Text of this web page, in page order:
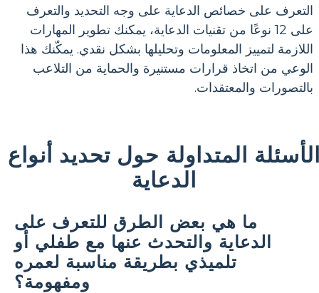
التعرف على خصائص الدعاية على وجه التحديد والتعرف
على 12 نوعًا من تقنيات الدعاية، يمكنك تطوير المهارات
اللازمة لتمييز المعلومات وتحليلها بشكل نقدي. يمكّنك هذا
الوعي من اتخاذ قرارات مستنيرة والحماية من التلاعب
بالتصورات والمعتقدات.
المتداولة حول تحديد أنواع
الدعاية
ما هي بعض الطرق للتعرف على
الدعاية والتحدث عنها مع طفلي أو
تلميذي بطريقة مناسبة لعمره
ومفهومة؟